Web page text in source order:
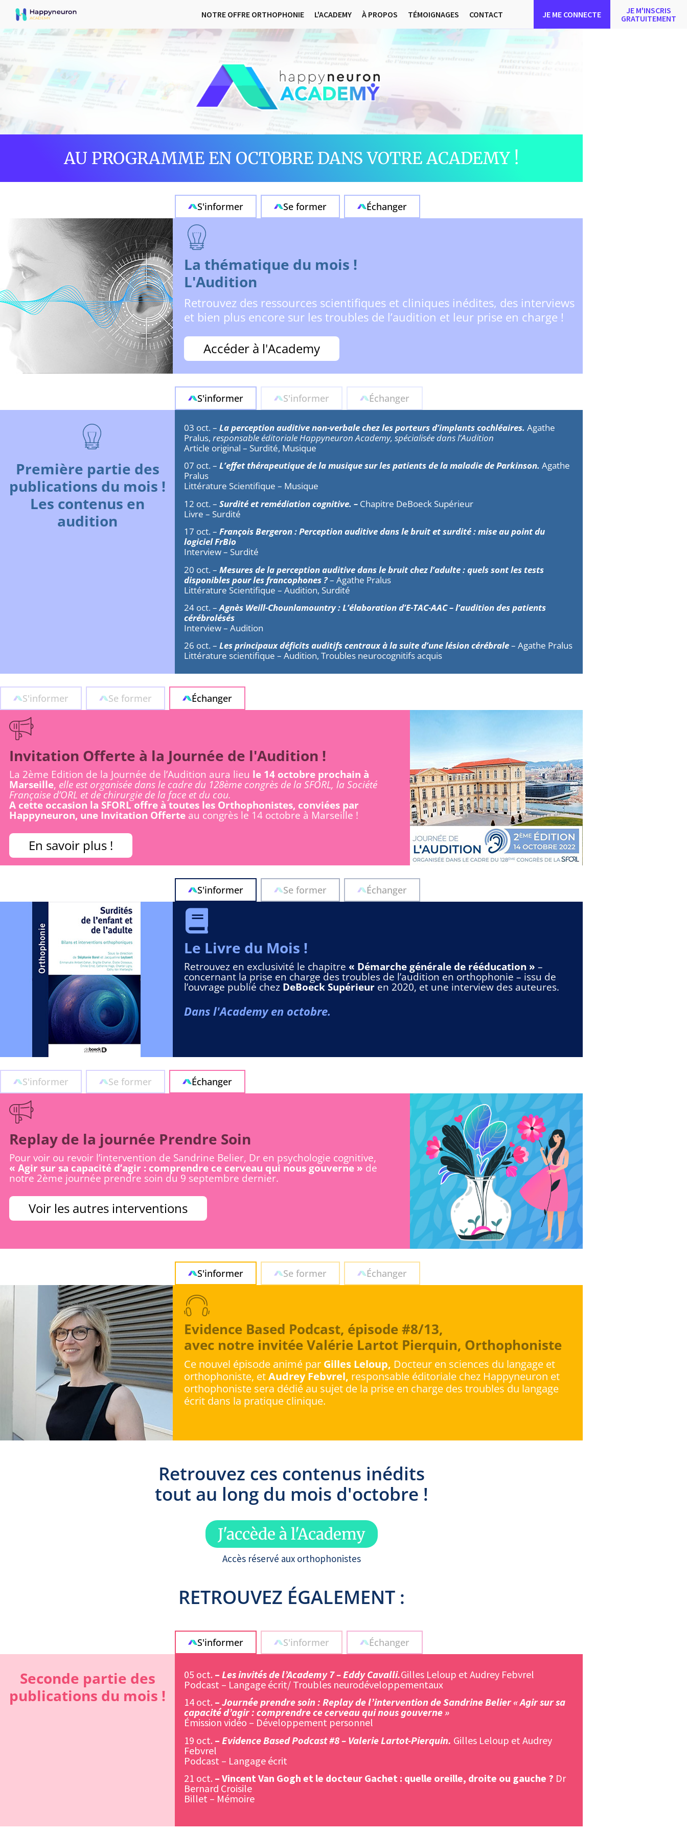
NOTRE OFFRE ORTHOPHONIE L'ACADEMY À PROPOS TÉMOIGNAGES CONTACT JE ME CONNECTE
JE M'INSCRIS
GRATUITEMENT
AU PROGRAMME EN OCTOBRE DANS VOTRE ACADEMY !
S'informer Se former Échanger
La thématique du mois !
L'Audition
Retrouvez des ressources scientifiques et cliniques inédites, des interviews
et bien plus encore sur les troubles de l’audition et leur prise en charge !
Accéder à l'Academy
S'informer S'informer Échanger
Première partie des
publications du mois !
Les contenus en
audition
03 oct. – La perception auditive non-verbale chez les porteurs d’implants cochléaires. Agathe
Pralus, responsable éditorialeHappyneuron Academy, spécialisée dans l’Audition
Article original – Surdité, Musique
07 oct. – L’effet thérapeutique de la musique sur les patients de la maladie de Parkinson. Agathe
Pralus
Littérature Scientifique – Musique
12 oct. – Surdité et remédiation cognitive. – Chapitre DeBoeck Supérieur
Livre – Surdité
17 oct. – François Bergeron : Perception auditive dans le bruit et surdité : mise au point du
logiciel FrBio
Interview – Surdité
20 oct. – Mesures de la perception auditive dans le bruit chez l’adulte : quels sont les tests
disponibles pour les francophones ?– Agathe Pralus
Littérature Scientifique – Audition, Surdité
24 oct. – Agnès Weill-Chounlamountry : L’élaboration d’E-TAC-AAC – l’audition des patients
cérébrolésés
Interview – Audition
26 oct. – Les principaux déficits auditifs centraux à la suite d’une lésion cérébrale– Agathe Pralus
Littérature scientifique – Audition, Troubles neurocognitifs acquis
S'informer Se former Échanger
Invitation Offerte à la Journée de l'Audition !
La 2ème Edition de la Journée de l’Audition aura lieu le 14 octobre prochain à
Marseille, elle est organisée dans le cadre du 128ème congrès de la SFORL, la Société
Française d’ORL et de chirurgie de la face et du cou.
A cette occasion la SFORL offre à toutes les Orthophonistes, conviées par
Happyneuron, une Invitation Offerte au congrès le 14 octobre à Marseille !
En savoir plus !
S'informer Se former Échanger
Le Livre du Mois !
Retrouvez en exclusivité le chapitre « Démarche générale de rééducation » –
concernant la prise en charge des troubles de l’audition en orthophonie – issu de
l’ouvrage publié chez DeBoeck Supérieur en 2020, et une interview des auteures.
Dans l'Academy en octobre.
S'informer Se former Échanger
Replay de la journée Prendre Soin
Pour voir ou revoir l’intervention de Sandrine Belier, Dr en psychologie cognitive,
« Agir sur sa capacité d’agir : comprendre ce cerveau qui nous gouverne » de
notre 2ème journée prendre soin du 9 septembre dernier.
Voir les autres interventions
S'informer Se former Échanger
Evidence Based Podcast, épisode #8/13,
avec notre invitée Valérie Lartot Pierquin, Orthophoniste
Ce nouvel épisode animé par Gilles Leloup, Docteur en sciences du langage et
orthophoniste, etAudrey Febvrel, responsable éditoriale chez Happyneuron et
orthophoniste sera dédié au sujet de la prise en charge des troubles du langage
écrit dans la pratique clinique.
Retrouvez ces contenus inédits
tout au long du mois d'octobre !
J'accède à l'Academy
Accès réservé aux orthophonistes
RETROUVEZ ÉGALEMENT :
S'informer S'informer Échanger
Seconde partie des
publications du mois !
05 oct. – Les invités de l’Academy 7 – Eddy Cavalli.Gilles Leloup et Audrey Febvrel
Podcast – Langage écrit/ Troubles neurodéveloppementaux
14 oct. – Journée prendre soin : Replay de l’intervention de Sandrine Belier « Agir sur sa
capacité d’agir : comprendre ce cerveau qui nous gouverne »
Émission vidéo – Développement personnel
19 oct. – Evidence Based Podcast #8 – Valerie Lartot-Pierquin. Gilles Leloup et Audrey
Febvrel
Podcast – Langage écrit
21 oct. – Vincent Van Gogh et le docteur Gachet : quelle oreille, droite ou gauche ? Dr
Bernard Croisile
Billet – Mémoire